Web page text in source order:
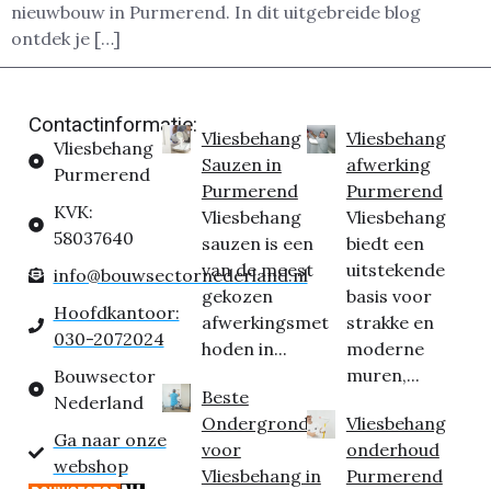
nieuwbouw in Purmerend. In dit uitgebreide blog
ontdek je […]
Contactinformatie:
Vliesbehang
Purmerend
KVK:
58037640
info@bouwsectornederland.nl
Hoofdkantoor:
030-2072024
Bouwsector
Nederland
Ga naar onze
webshop
Vliesbehang
Sauzen in
Purmerend
Vliesbehang
sauzen is een
van de meest
gekozen
afwerkingsmet
hoden in...
Beste
Ondergrond
voor
Vliesbehang in
Vliesbehang
afwerking
Purmerend
Vliesbehang
biedt een
uitstekende
basis voor
strakke en
moderne
muren,...
Vliesbehang
onderhoud
Purmerend